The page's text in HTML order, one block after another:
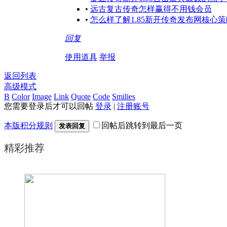
• 远古复古传奇怎样赢得不用钱会员
• 怎么样了解1.85新开传奇发布网核心
回复
使用道具 举报
返回列表
高级模式
B Color Image Link Quote Code Smilies
您需要登录后才可以回帖 登录 | 注册账号
本版积分规则 发表回复 回帖后跳转到最后一页
精彩推荐